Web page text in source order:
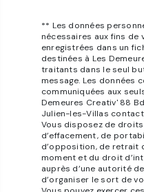
** Les données
nécessaires aux fins
enregistrées dans un
destinées à Les
traitants dans le seul
message. Les données
communiquées aux
Demeures Creativ' 88
Julien-les-Villas
Vous disposez de
d’effacement, de
d’opposition, de retrait
moment et du droit
auprès d’une autorité
d’organiser le sort de